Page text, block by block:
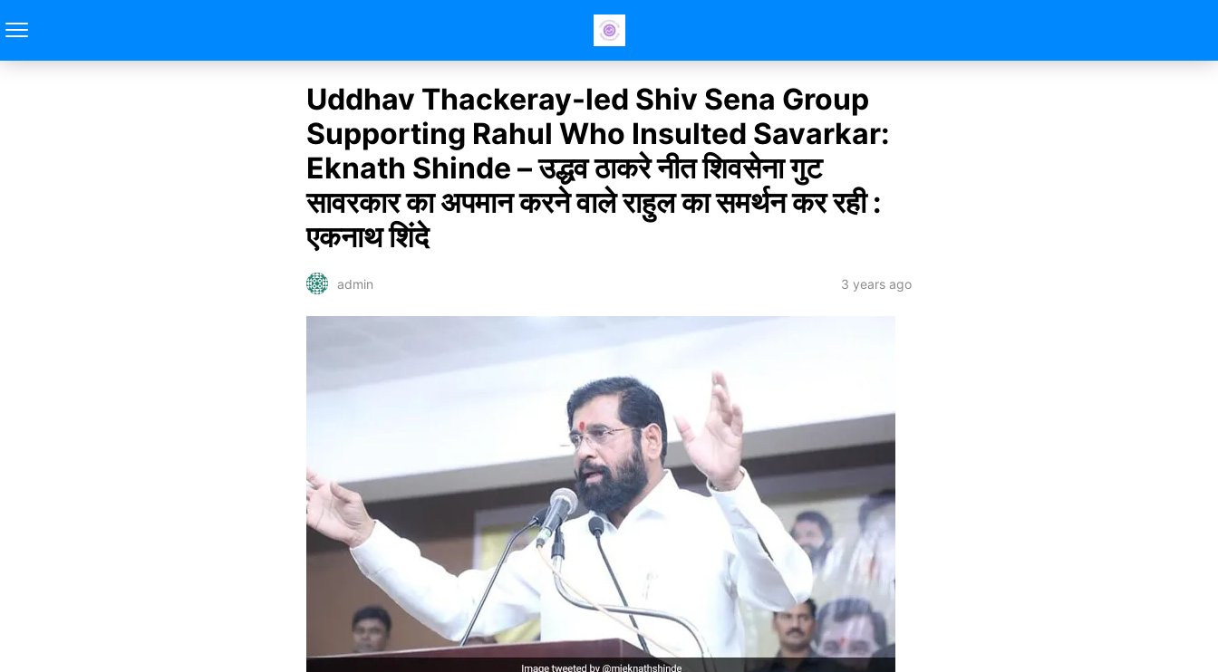
Uddhav Thackeray-led Shiv Sena Group
Supporting Rahul Who Insulted Savarkar:
Eknath Shinde – उद्धव ठाकरे नीत शिवसेना गुट
सावरकार का अपमान करने वाले राहुल का समर्थन कर रही :
एकनाथ शिंदे
admin 3 years ago